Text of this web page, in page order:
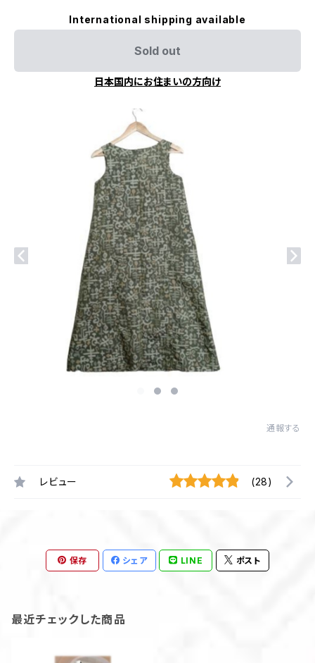
International shipping available
Sold out
日本国内にお住まいの方向け
通報する
レビュー (28)
保存 シェア LINE ポスト
最近チェックした商品